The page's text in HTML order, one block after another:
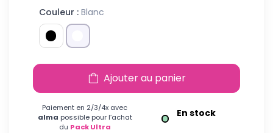
Couleur : Blanc
Ajouter au panier
Paiement en 2/3/4x avec
alma possible pour l’achat
du Pack Ultra
En stock